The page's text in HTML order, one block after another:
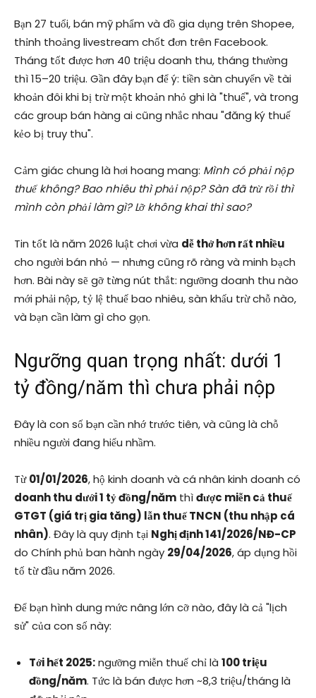
Bạn 27 tuổi, bán mỹ phẩm và đồ gia dụng trên Shopee,
thỉnh thoảng livestream chốt đơn trên Facebook.
Tháng tốt được hơn 40 triệu doanh thu, tháng thường
thì 15–20 triệu. Gần đây bạn để ý: tiền sàn chuyển về tài
khoản đôi khi bị trừ một khoản nhỏ ghi là "thuế", và trong
các group bán hàng ai cũng nhắc nhau "đăng ký thuế
kẻo bị truy thu".
Cảm giác chung là hơi hoang mang: Mình có phải nộp
thuế không? Bao nhiêu thì phải nộp? Sàn đã trừ rồi thì
mình còn phải làm gì? Lỡ không khai thì sao?
Tin tốt là năm 2026 luật chơi vừa dễ thở hơn rất nhiều
cho người bán nhỏ — nhưng cũng rõ ràng và minh bạch
hơn. Bài này sẽ gỡ từng nút thắt: ngưỡng doanh thu nào
mới phải nộp, tỷ lệ thuế bao nhiêu, sàn khấu trừ chỗ nào,
và bạn cần làm gì cho gọn.
Ngưỡng quan trọng nhất: dưới 1
tỷ đồng/năm thì chưa phải nộp
Đây là con số bạn cần nhớ trước tiên, và cũng là chỗ
nhiều người đang hiểu nhầm.
Từ01/01/2026, hộ kinh doanh và cá nhân kinh doanh có
doanh thu dưới 1 tỷ đồng/năm thìđược miễn cả thuế
GTGT (giá trị gia tăng) lẫn thuế TNCN (thu nhập cá
nhân). Đây là quy định tại Nghị định 141/2026/NĐ-CP
do Chính phủ ban hành ngày 29/04/2026, áp dụng hồi
tố từ đầu năm 2026.
Để bạn hình dung mức nâng lớn cỡ nào, đây là cả "lịch
sử" của con số này:
Tới hết 2025:ngưỡng miễn thuế chỉ là 100 triệu
đồng/năm. Tức là bán được hơn ~8,3 triệu/tháng là